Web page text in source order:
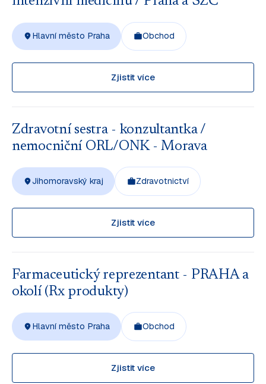
Hlavní město Praha Obchod
Zjistit více
Zdravotní sestra - konzultantka /
nemocniční ORL/ONK - Morava
Jihomoravský kraj Zdravotnictví
Zjistit více
Farmaceutický reprezentant - PRAHA a
okolí (Rx produkty)
Hlavní město Praha Obchod
Zjistit více